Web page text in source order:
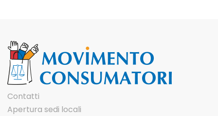
Contatti
Apertura sedi locali